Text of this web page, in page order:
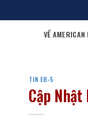
qua
VỀ AMERICAN
TIN EB-5
Cập